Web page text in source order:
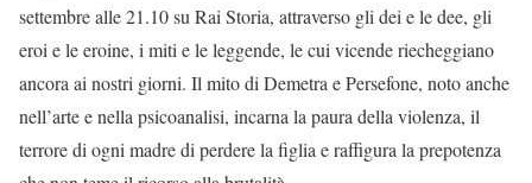
settembre alle 21.10 su Rai Storia, attraverso gli dei e le dee, gli
eroi e le eroine, i miti e le leggende, le cui vicende riecheggiano
ancora ai nostri giorni. Il mito di Demetra e Persefone, noto anche
nell’arte e nella psicoanalisi, incarna la paura della violenza, il
terrore di ogni madre di perdere la figlia e raffigura la prepotenza